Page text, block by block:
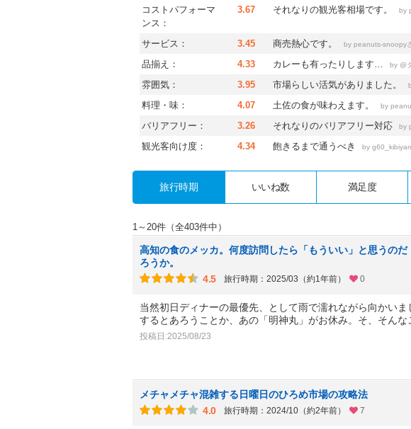
コストパフォーマ
ンス：
3.67 それなりの観光客相場です。 by
サービス： 3.45 商売熱心です。 by peanuts-snoopy
品揃え： 4.33 カレーも有ったりします… by @
雰囲気： 3.95 市場らしい活気がありました。
料理・味： 4.07 土佐の食が味わえます。 by
バリアフリー： 3.26 それなりのバリアフリー対応 by
観光客向け度： 4.34 飽きるまで通うべき by
旅行時期 いいね数 満足度
1～20件（全403件中）
高知の食のメッカ。何度訪問したら「もういい」と思うのだ
ろうか。
4.5
旅行時期：2025/03（約1年前） 0
当然初日ディナーの最優先、として雨で濡れながら向かいま
するとあろうことか、あの「明神丸」がお休み。そ、そんな
投稿日:2025/08/23
メチャメチャ混雑する日曜日のひろめ市場の攻略法
4.0
旅行時期：2024/10（約2年前） 7